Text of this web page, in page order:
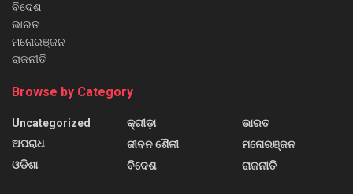
ବିଦେଶ
ଭାରତ
ମନୋରଞ୍ଜନ
ରାଜନୀତି
Browse by Category
Uncategorized
ଅପରାଧ
ଓଡିଶା
କ୍ରୀଡ଼ା
ଜୀବନ ଶୈଳୀ
ବିଦେଶ
ଭାରତ
ମନୋରଞ୍ଜନ
ରାଜନୀତି